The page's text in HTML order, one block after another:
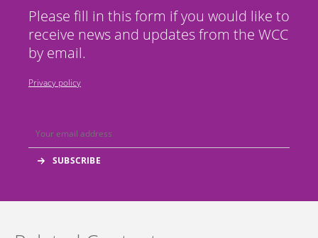
Please fill in this form if you would like to
receive news and updates from the WCC
by email.
Privacy policy